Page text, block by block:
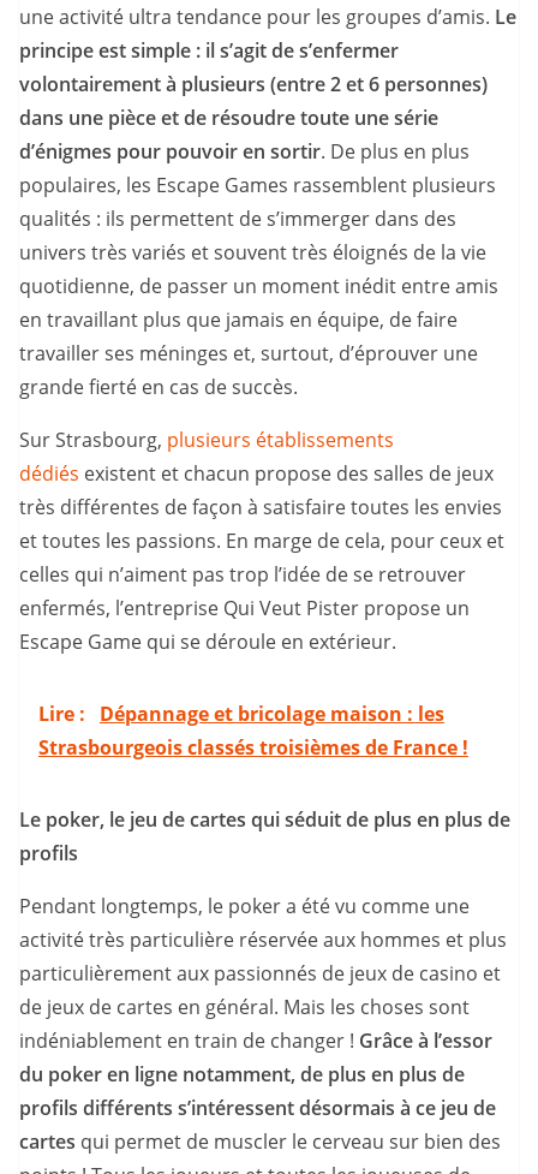
une activité ultra tendance pour les groupes d’amis. Le
principe est simple : il s’agit de s’enfermer
volontairement à plusieurs (entre 2 et 6 personnes)
dans une pièce et de résoudre toute une série
d’énigmes pour pouvoir en sortir. De plus en plus
populaires, les Escape Games rassemblent plusieurs
qualités : ils permettent de s’immerger dans des
univers très variés et souvent très éloignés de la vie
quotidienne, de passer un moment inédit entre amis
en travaillant plus que jamais en équipe, de faire
travailler ses méninges et, surtout, d’éprouver une
grande fierté en cas de succès.
Sur Strasbourg, plusieurs établissements
dédiés existent et chacun propose des salles de jeux
très différentes de façon à satisfaire toutes les envies
et toutes les passions. En marge de cela, pour ceux et
celles qui n’aiment pas trop l’idée de se retrouver
enfermés, l’entreprise Qui Veut Pister propose un
Escape Game qui se déroule en extérieur.
Lire :
Dépannage et bricolage maison : les
Strasbourgeois classés troisièmes de France !
Le poker, le jeu de cartes qui séduit de plus en plus de
profils
Pendant longtemps, le poker a été vu comme une
activité très particulière réservée aux hommes et plus
particulièrement aux passionnés de jeux de casino et
de jeux de cartes en général. Mais les choses sont
indéniablement en train de changer ! Grâce à l’essor
du poker en ligne notamment, de plus en plus de
profils différents s’intéressent désormais à ce jeu de
cartes qui permet de muscler le cerveau sur bien des